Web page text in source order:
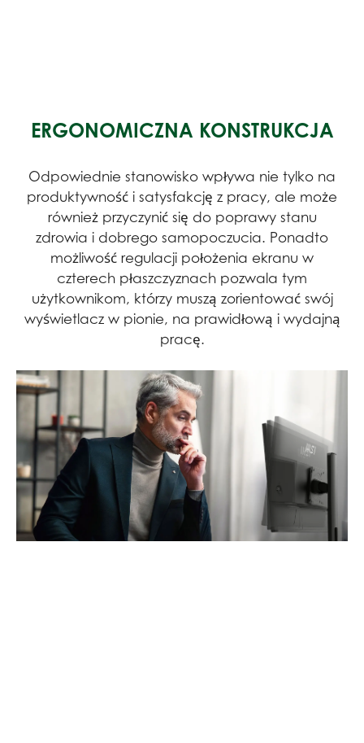
ERGONOMICZNA KONSTRUKCJA
Odpowiednie stanowisko wpływa nie tylko na
produktywność i satysfakcję z pracy, ale może
również przyczynić się do poprawy stanu
zdrowia i dobrego samopoczucia. Ponadto
możliwość regulacji położenia ekranu w
czterech płaszczyznach pozwala tym
użytkownikom, którzy muszą zorientować swój
wyświetlacz w pionie, na prawidłową i wydajną
pracę.